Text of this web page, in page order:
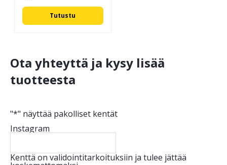
Tutustu
Ota yhteyttä ja kysy lisää
tuotteesta
"*" näyttää pakolliset kentät
Instagram
Kenttä on validointitarkoituksiin ja tulee jättää